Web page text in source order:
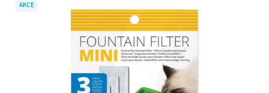
AKCE